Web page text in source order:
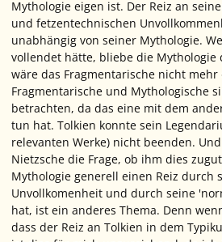
Mythologie eigen ist. Der Reiz an
und fetzentechnischen
unabhängig von seiner Mythologie.
vollendet hätte, bliebe die Mythologie
wäre das Fragmentarische nicht mehr
Fragmentarische und Mythologische
betrachten, da das eine mit dem
tun hat. Tolkien konnte sein
relevanten Werke) nicht beenden.
Nietzsche die Frage, ob ihm dies
Mythologie generell einen Reiz durch
Unvollkomenheit und durch seine
hat, ist ein anderes Thema. Denn
dass der Reiz an Tolkien in dem